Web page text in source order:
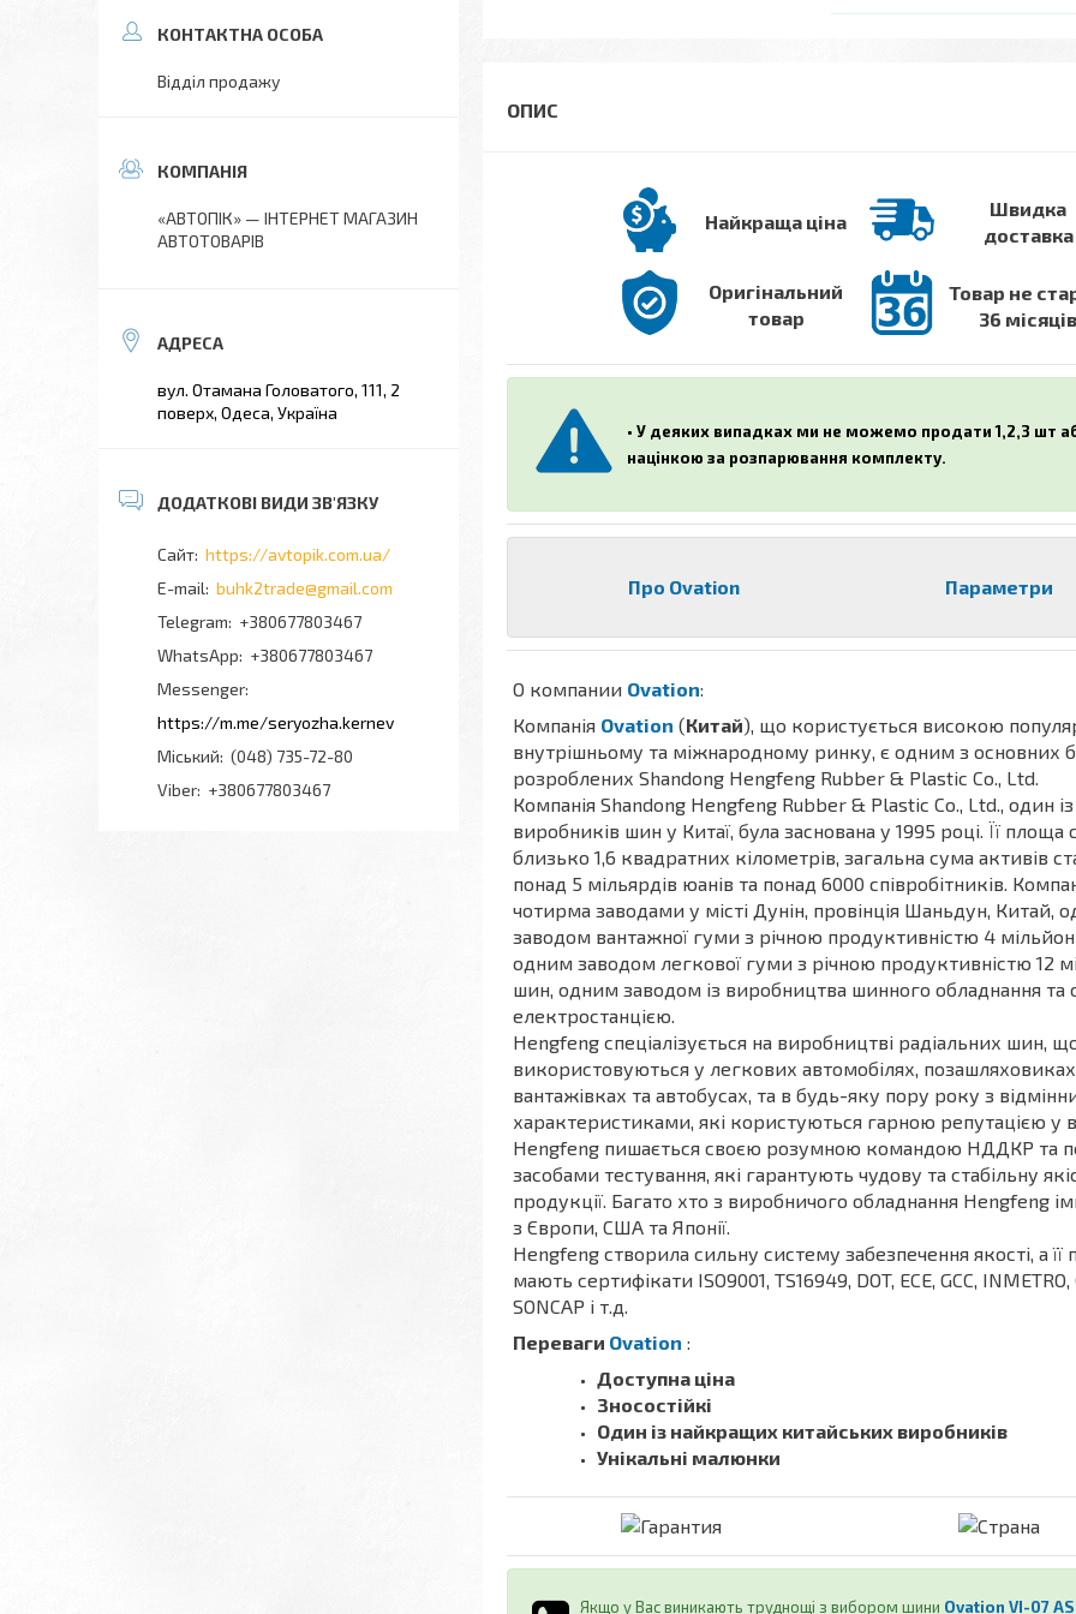
Найкраща ціна
Швидка
доставка
Оригінальний
товар
Товар не
36 місяців
• У деяких випадках ми не можемо продати 1,2,3 шт
націнкою за розпарювання комплекту.
Про Ovation Параметри
О компании Ovation:
Компанія Ovation (Китай), що користується високою
внутрішньому та міжнародному ринку, є одним з основних
розроблених Shandong Hengfeng Rubber & Plastic Co., Ltd.
Компанія Shandong Hengfeng Rubber & Plastic Co., Ltd., один
виробників шин у Китаї, була заснована у 1995 році. Її площа
близько 1,6 квадратних кілометрів, загальна сума активів
понад 5 мільярдів юанів та понад 6000 співробітників.
чотирма заводами у місті Дунін, провінція Шаньдун, Китай,
заводом вантажної гуми з річною продуктивністю 4
одним заводом легкової гуми з річною продуктивністю 12
шин, одним заводом із виробництва шинного обладнання та
електростанцією.
Hengfeng спеціалізується на виробництві радіальних шин,
використовуються у легкових автомобілях,
вантажівках та автобусах, та в будь-яку пору року з
характеристиками, які користуються гарною репутацією у
Hengfeng пишається своєю розумною командою НДДКР та
засобами тестування, які гарантують чудову та стабільну
продукції. Багато хто з виробничого обладнання Hengfeng
з Європи, США та Японії.
Hengfeng створила сильну систему забезпечення якості, а її
мають сертифікати ISO9001, TS16949, DOT, ECE, GCC, INMETRO,
SONCAP і т.д.
Переваги Ovation :
Доступна ціна
Зносостійкі
Один із найкращих китайських виробників
Унікальні малюнки
Якщо у Вас виникають труднощі з вибором шини Ovation VI-07 AS
Відділ продажу
«АВТОПІК» — ІНТЕРНЕТ МАГАЗИН
АВТОТОВАРІВ
вул. Отамана Головатого, 111, 2
поверх, Одеса, Україна
https://avtopik.com.ua/
buhk2trade@gmail.com
+380677803467
+380677803467
Messenger
https://m.me/seryozha.kernev
Міський (048) 735-72-80
Viber +380677803467